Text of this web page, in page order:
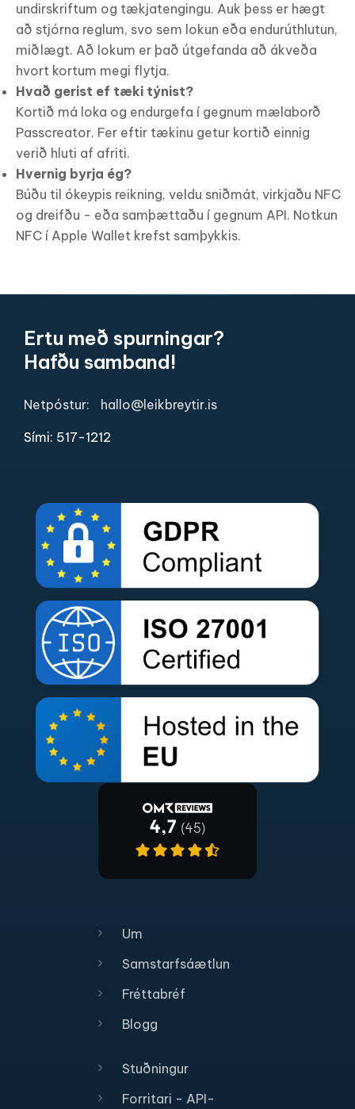
undirskriftum og tækjatengingu. Auk þess er hægt
að stjórna reglum, svo sem lokun eða endurúthlutun,
miðlægt. Að lokum er það útgefanda að ákveða
hvort kortum megi flytja.
Hvað gerist ef tæki týnist?
Kortið má loka og endurgefa í gegnum mælaborð
Passcreator. Fer eftir tækinu getur kortið einnig
verið hluti af afriti.
Hvernig byrja ég?
Búðu til ókeypis reikning, veldu sniðmát, virkjaðu NFC
og dreifðu - eða samþættaðu í gegnum API. Notkun
NFC í Apple Wallet krefst samþykkis.
Ertu með spurningar?
Hafðu samband!
Netpóstur: hallo@leikbreytir.is
Sími: 517-1212​
Um
Samstarfsáætlun
Fréttabréf
Blogg
Stuðningur
Forritari - API-